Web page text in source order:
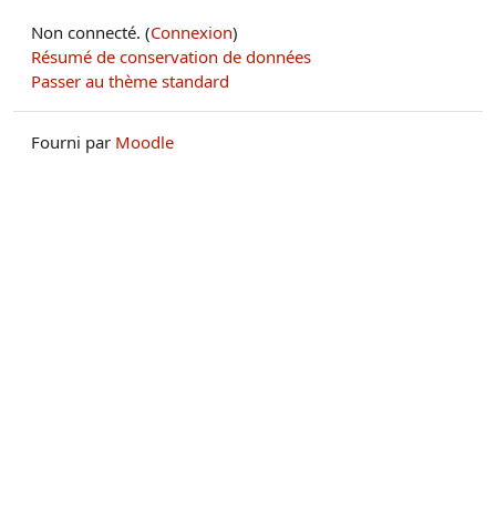
Non connecté. (Connexion)
Résumé de conservation de données
Passer au thème standard
Fourni par Moodle